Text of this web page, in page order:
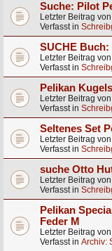
Suche: Pilot
Letzter Beitrag von
Verfasst in
SUCHE
Letzter Beitrag von
Verfasst in
Pelikan
Letzter Beitrag von
Verfasst in
Seltenes Set
Letzter Beitrag von
Verfasst in
suche Otto
Letzter Beitrag von
Verfasst in
Pelikan
Feder M
Letzter Beitrag von
Verfasst in Archiv: